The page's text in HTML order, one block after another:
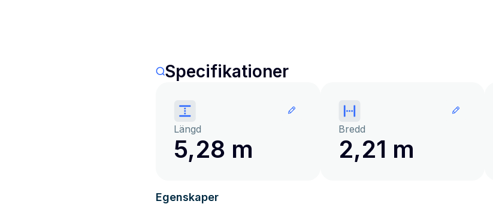
Specifikationer
Längd
5,28 m
Bredd
2,21 m
Egenskaper